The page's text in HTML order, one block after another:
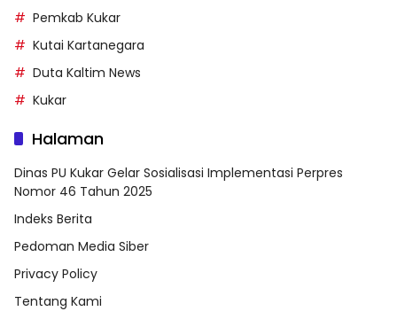
Pemkab Kukar
Kutai Kartanegara
Duta Kaltim News
Kukar
Halaman
Dinas PU Kukar Gelar Sosialisasi Implementasi Perpres
Nomor 46 Tahun 2025
Indeks Berita
Pedoman Media Siber
Privacy Policy
Tentang Kami